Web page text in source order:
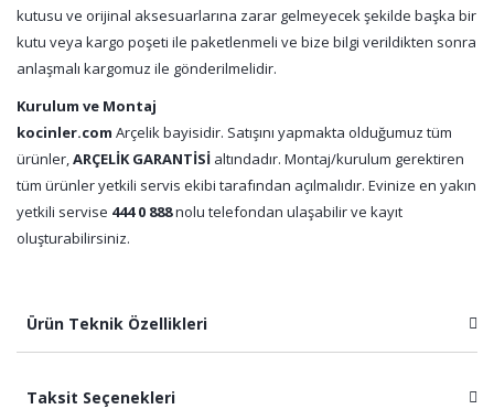
kutusu ve orijinal aksesuarlarına zarar gelmeyecek şekilde başka bir
kutu veya kargo poşeti ile paketlenmeli ve bize bilgi verildikten sonra
anlaşmalı kargomuz ile gönderilmelidir.
Kurulum ve Montaj
kocinler.com Arçelik bayisidir. Satışını yapmakta olduğumuz tüm
ürünler,ARÇELİK GARANTİSİ altındadır. Montaj/kurulum gerektiren
tüm ürünler yetkili servis ekibi tarafından açılmalıdır. Evinize en yakın
yetkili servise 444 0 888nolu telefondan ulaşabilir ve kayıt
oluşturabilirsiniz.
Ürün Teknik Özellikleri
Taksit Seçenekleri